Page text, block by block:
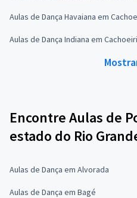
Aulas de Dança Havaiana em
Aulas de Dança Indiana em
Encontre Aulas de
estado do Rio
Aulas de Dança em Alvorada
Aulas de Dança em Bagé